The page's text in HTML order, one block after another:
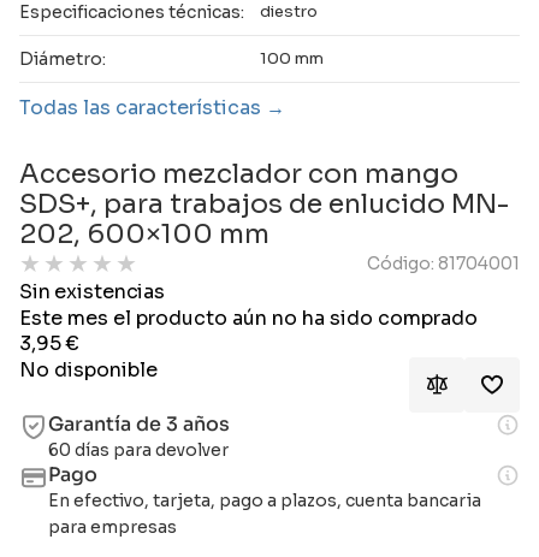
Especificaciones técnicas: diestro
Diámetro: 100 mm
Todas las características
Accesorio mezclador con mango
SDS+, para trabajos de enlucido MN-
202, 600×100 mm
★ ★ ★ ★ ★ Código: 81704001
Sin existencias
Este mes el producto aún no ha sido comprado
3,95€
No disponible
Garantía de 3 años
60 días para devolver
Pago
En efectivo, tarjeta, pago a plazos, cuenta bancaria
para empresas